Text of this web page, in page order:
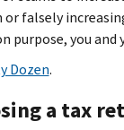
or falsely
purpose, you
Dozen.
a tax